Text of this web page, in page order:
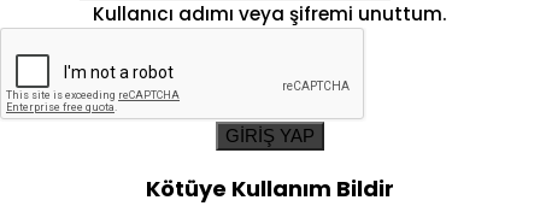
Kullanıcı adımı veya şifremi unuttum.
GİRİŞ YAP
Kötüye Kullanım Bildir